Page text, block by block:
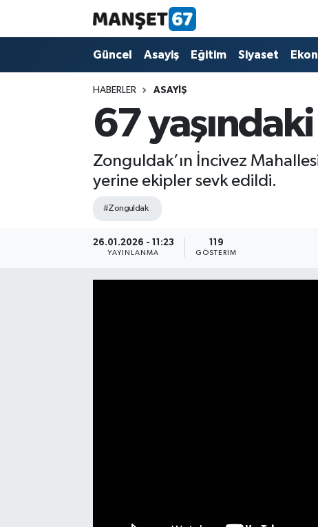
Güncel Asayiş Eğitim Siyaset
HABERLER ASAYIŞ
67
Zonguldak’ın İncivez
yerine ekipler sevk edildi.
#Zonguldak
26.01.2026 - 11:23
YAYINLANMA
119
GÖSTERIM